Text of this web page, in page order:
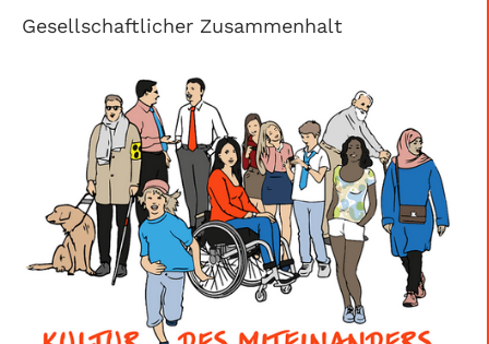
Gesellschaftlicher Zusammenhalt